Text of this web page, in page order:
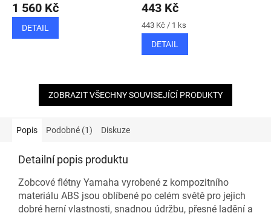
1 560 Kč
DETAIL
443 Kč
Měrná
cena:
443 Kč / 1 ks
DETAIL
ZOBRAZIT VŠECHNY SOUVISEJÍCÍ PRODUKTY
Popis Podobné (1) Diskuze
Detailní popis produktu
Zobcové flétny Yamaha vyrobené z kompozitního
materiálu ABS jsou oblíbené po celém světě pro jejich
dobré herní vlastnosti, snadnou údržbu, přesné ladění a